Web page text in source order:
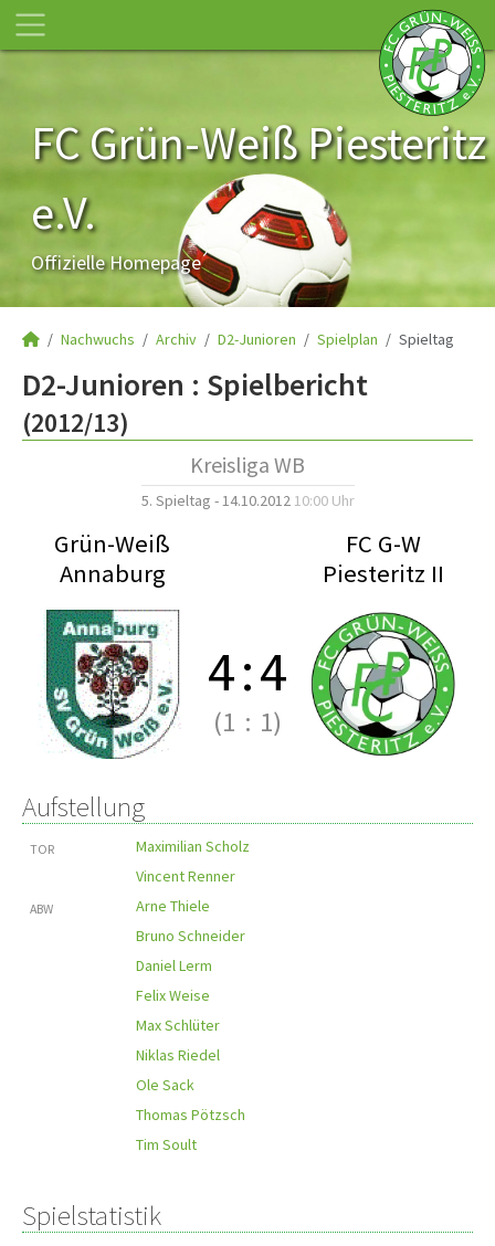
FC Grün-Weiß Piesteritz
e.V.
Offizielle Homepage
Nachwuchs Archiv D2-Junioren Spielplan Spieltag
D2-Junioren : Spielbericht
(2012/13)
Kreisliga WB
5. Spieltag - 14.10.2012 10:00 Uhr
Grün-Weiß
Annaburg
FC G-W
Piesteritz II
4:4
(1 : 1)
Aufstellung
TOR
Maximilian Scholz
Vincent Renner
ABW
Arne Thiele
Bruno Schneider
Daniel Lerm
Felix Weise
Max Schlüter
Niklas Riedel
Ole Sack
Thomas Pötzsch
Tim Soult
Spielstatistik